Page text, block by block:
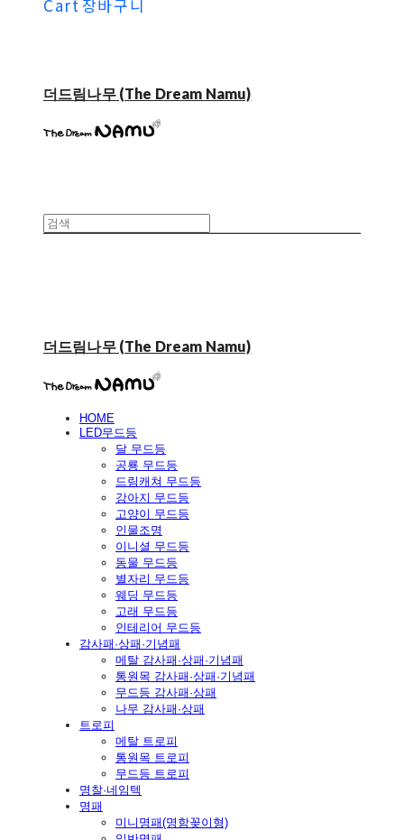
Cart 장바구니
더드림나무 (The Dream Namu)
더드림나무 (The Dream Namu)
HOME
LED무드등
달 무드등
공룡 무드등
드림캐쳐 무드등
강아지 무드등
고양이 무드등
인물조명
이니셜 무드등
동물 무드등
별자리 무드등
웨딩 무드등
고래 무드등
인테리어 무드등
감사패·상패·기념패
메탈 감사패·상패·기념패
통원목 감사패·상패·기념패
무드등 감사패·상패
나무 감사패·상패
트로피
메탈 트로피
통원목 트로피
무드등 트로피
명찰·네임텍
명패
미니명패(명함꽂이형)